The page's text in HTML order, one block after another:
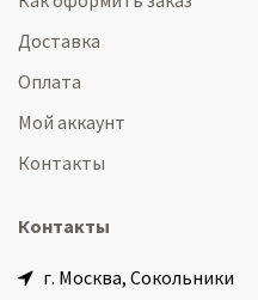
Доставка
Оплата
Мой аккаунт
Контакты
Контакты
г. Москва, Сокольники